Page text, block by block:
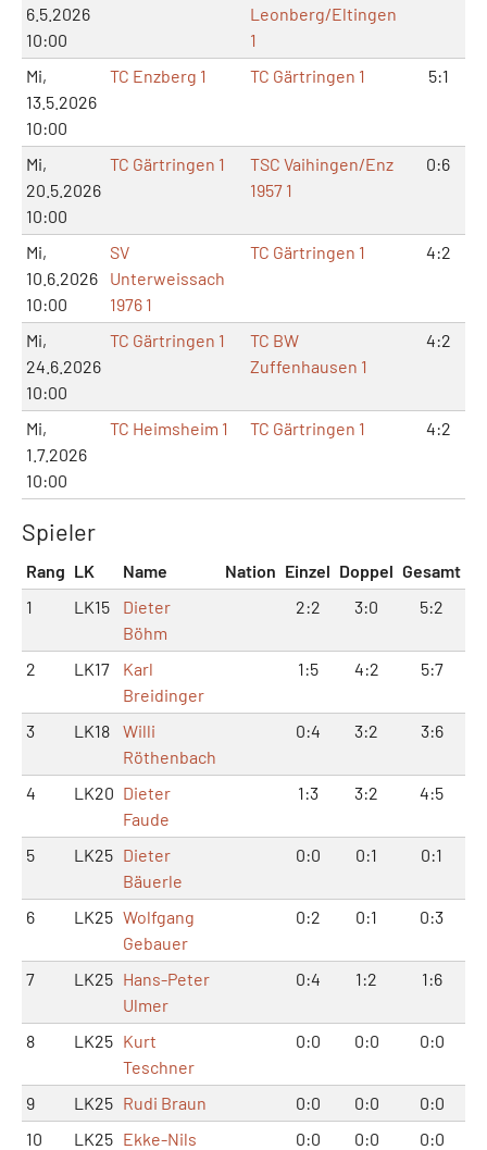
6.5.2026
10:00
Leonberg/Eltingen
1
Mi,
13.5.2026
10:00
TC Enzberg 1 TC Gärtringen 1 5:1
Mi,
20.5.2026
10:00
TC Gärtringen 1
TSC Vaihingen/Enz
1957 1
0:6
Mi,
10.6.2026
10:00
SV
Unterweissach
1976 1
TC Gärtringen 1 4:2
Mi,
24.6.2026
10:00
TC Gärtringen 1
TC BW
Zuffenhausen 1
4:2
Mi,
1.7.2026
10:00
TC Heimsheim 1 TC Gärtringen 1 4:2
Spieler
Rang LK Name Nation Einzel Doppel Gesamt
1
LK15
Dieter
Böhm
2:2 3:0 5:2
2 LK17
Karl
Breidinger
1:5 4:2 5:7
3 LK18
Willi
Röthenbach
0:4 3:2 3:6
4 LK20 Dieter
Faude
1:3 3:2 4:5
5 LK25 Dieter
Bäuerle
0:0 0:1 0:1
6 LK25 Wolfgang
Gebauer
0:2 0:1 0:3
7 LK25 Hans-Peter
Ulmer
0:4 1:2 1:6
8 LK25 Kurt
Teschner
0:0 0:0 0:0
9 LK25 Rudi Braun 0:0 0:0
0:0
10
LK25 Ekke-Nils
0:0 0:0 0:0